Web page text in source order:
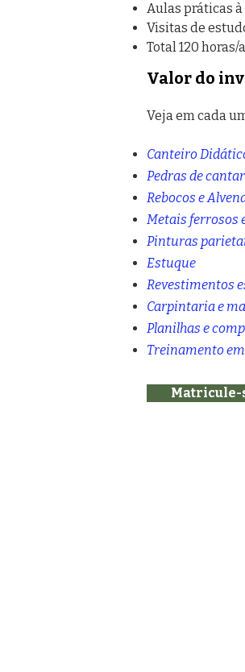
Aulas práticas
Visitas de
Total 120
Valor do
Veja em cada
Canteiro
Pedras de
Rebocos e
Metais ferrosos
Pinturas
Estuque
Revestimentos
Carpintaria e
Planilhas e
Treinamento
Matricule-